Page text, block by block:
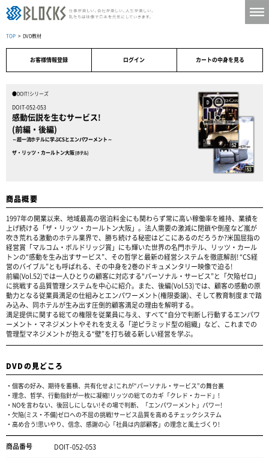
TOP > DVD教材
お客様情報登録 ログイン カートの中身を見る
●DOIT!シリーズ
DOIT-052-053
感動伝説を生むサービス!
(前編・後編)
～超一流ホテルに学ぶCSとエンパワーメント～
ザ・リッツ・カールトン大阪(ホテル)
商品概要
1997年の開業以来、地域最高の宿泊料金にも関わらず常に高い稼働率を維持、業績を
上げ続ける「ザ・リッツ・カールトン大阪」。法人需要の激減に閉鎖や倒産など嵐が
吹き荒れる激動のホテル業界で、勝ち続ける秘密はどこにあるのだろうか?米国屈指の
経営賞「マルコム・ボルドリッジ賞」にも輝いた世界の名門ホテル、リッツ・カール
トンの“感動を生み出すサービス”、その哲学と最新の経営システムを徹底解剖! “CS経
営のバイブル”とも呼ばれる、その中身を2巻のドキュメンタリー映像で迫る!
前編(Vol.52)では一人ひとりの顧客に対応する“パーソナル・サービス”と「欠陥ゼロ」
に挑戦する品質管理システムを中心に紹介。また、後編(Vol.53)では、顧客の感動の原
動力となる従業員満足の仕組みとエンパワーメント(権限委譲)、そして教育制度まで踏
み込み、同ホテルが生み出す圧倒的顧客満足の理由を解明する。
満足提供に関する総ての権限を従業員に与え、すべて“自分で判断し行動するエンパワ
ーメント・マネジメントやそれを支える「逆ピラミッド型の組織」など、これまでの
管理型マネジメントが抱える“壁”を打ち破る新しい経営を学ぶ。
DVDの見どころ
・個客の好み、期待を蓄積、共有化せよ!これが“パーソナル・サービス”の舞台裏
・理念、哲学、行動指針が一枚に凝縮!リッツの総てのカギ「クレド・カード」!
・NOを言わない、後回しにしない!その場で判断、「エンパワーメント」パワー!
・欠陥(ミス・不備)ゼロへの不屈の挑戦!サービス品質を高めるチェックシステム
・高め合う!思いやり、信念、感謝の心「社員は内部顧客」の理念と風土づくり!
商品番号 DOIT-052-053